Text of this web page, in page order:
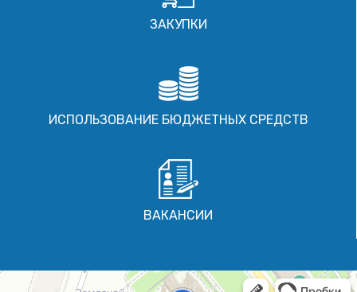
ЗАКУПКИ
ИСПОЛЬЗОВАНИЕ БЮДЖЕТНЫХ СРЕДСТВ
ВАКАНСИИ